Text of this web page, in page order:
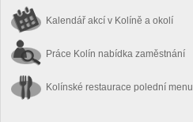
Kalendář akcí v Kolíně a okolí
Práce Kolín nabídka zaměstnání
Kolínské restaurace polední menu